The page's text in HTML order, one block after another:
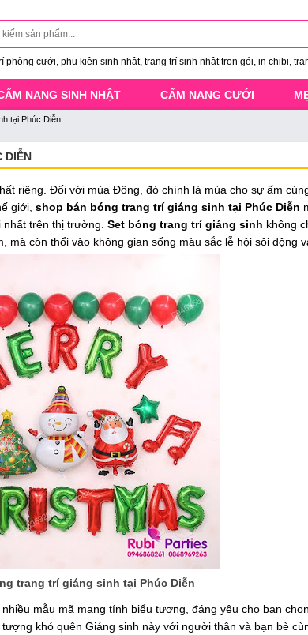
phòng cưới, phụ kiện sinh nhật, trang trí sinh nhật trọn gói, in chibi,
NANG SINH NHẬT CẨM NANG CƯỚI
tại Phúc Diễn
DIỄN
riêng. Đối với mùa Đông, đó chính là mùa cho sự ấm
giới, shop bán bóng trang trí giáng sinh tại Phúc Diễn
trên thị trường. Set bóng trang trí giáng sinh không
còn thổi vào không gian sống màu sắc lễ hội sôi động
trang trí giáng sinh tại Phúc Diễn
mẫu mã mang tính biểu tượng, đáng yêu cho bạn
khó quên Giáng sinh này với người thân và bạn bè